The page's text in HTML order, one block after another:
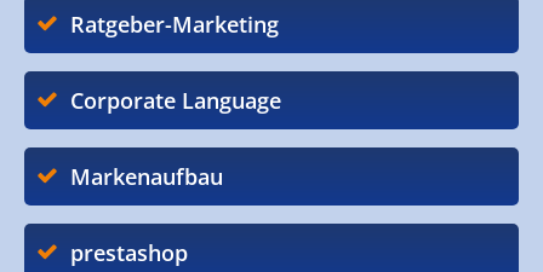
Ratgeber-Marketing
Corporate Language
Markenaufbau
prestashop